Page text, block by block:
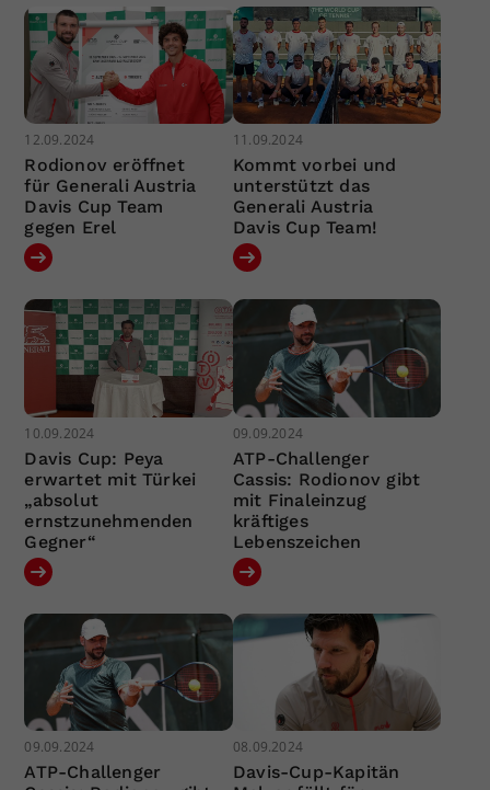
12.09.2024
Rodionov eröffnet
für Generali Austria
Davis Cup Team
gegen Erel
11.09.2024
Kommt vorbei und
unterstützt das
Generali Austria
Davis Cup Team!
10.09.2024
Davis Cup: Peya
erwartet mit Türkei
„absolut
ernstzunehmenden
Gegner“
09.09.2024
ATP-Challenger
Cassis: Rodionov gibt
mit Finaleinzug
kräftiges
Lebenszeichen
09.09.2024
ATP-Challenger
08.09.2024
Davis-Cup-Kapitän